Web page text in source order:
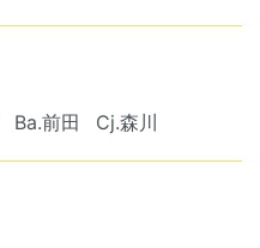
Ba.前田 Cj.森川